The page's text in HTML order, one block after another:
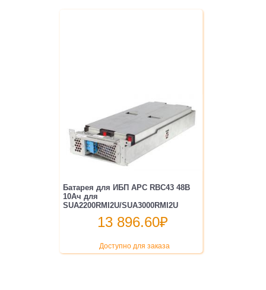
Батарея для ИБП APC RBC43 48В
10Ач для
SUA2200RMI2U/SUA3000RMI2U
13 896.60₽
Доступно для заказа